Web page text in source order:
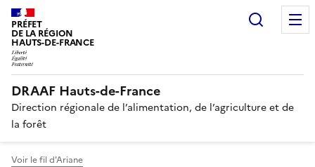
PRÉFET
DE LA RÉGION
HAUTS-DE-FRANCE
DRAAF Hauts-de-France
Direction régionale de l’alimentation, de l’agriculture et de
la forêt
Voir le fil d'Ariane